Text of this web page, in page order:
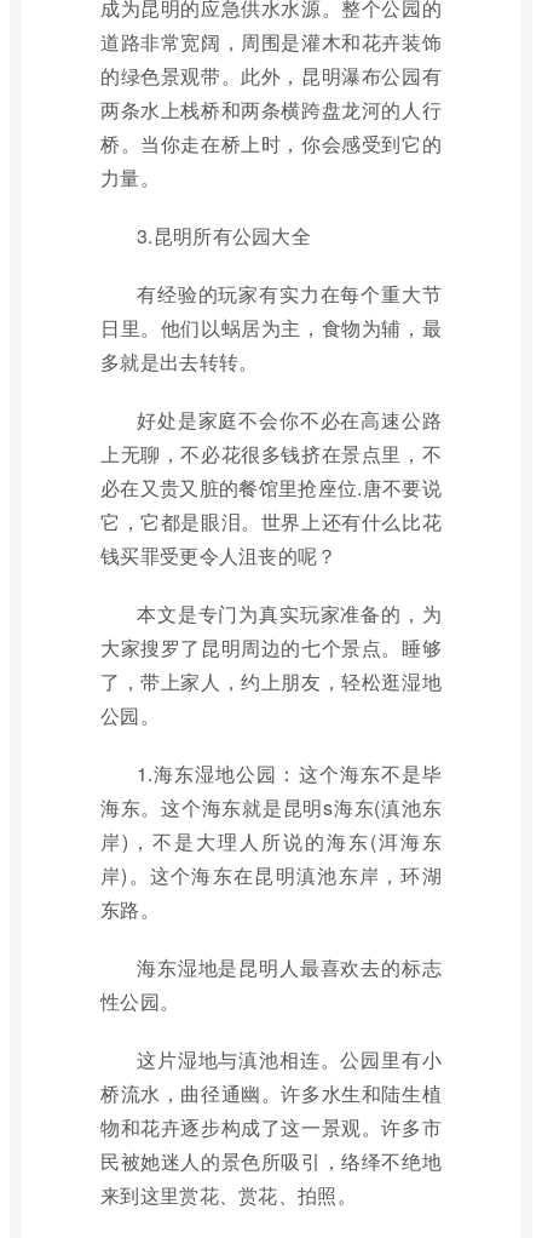
成为昆明的应急供水水源。整个公园的
道路非常宽阔，周围是灌木和花卉装饰
的绿色景观带。此外，昆明瀑布公园有
两条水上栈桥和两条横跨盘龙河的人行
桥。当你走在桥上时，你会感受到它的
力量。
3.昆明所有公园大全
有经验的玩家有实力在每个重大节
日里。他们以蜗居为主，食物为辅，最
多就是出去转转。
好处是家庭不会你不必在高速公路
上无聊，不必花很多钱挤在景点里，不
必在又贵又脏的餐馆里抢座位.唐不要说
它，它都是眼泪。世界上还有什么比花
钱买罪受更令人沮丧的呢？
本文是专门为真实玩家准备的，为
大家搜罗了昆明周边的七个景点。睡够
了，带上家人，约上朋友，轻松逛湿地
公园。
1.海东湿地公园：这个海东不是毕
海东。这个海东就是昆明s海东(滇池东
岸)，不是大理人所说的海东(洱海东
岸)。这个海东在昆明滇池东岸，环湖
东路。
海东湿地是昆明人最喜欢去的标志
性公园。
这片湿地与滇池相连。公园里有小
桥流水，曲径通幽。许多水生和陆生植
物和花卉逐步构成了这一景观。许多市
民被她迷人的景色所吸引，络绎不绝地
来到这里赏花、赏花、拍照。